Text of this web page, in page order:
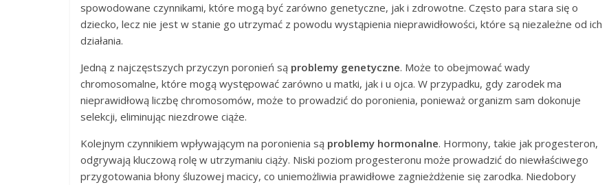
spowodowane czynnikami, które mogą być zarówno genetyczne, jak i zdrowotne. Często para stara się o
dziecko, lecz nie jest w stanie go utrzymać z powodu wystąpienia nieprawidłowości, które są niezależne od ich
działania.
Jedną z najczęstszych przyczyn poronień są problemy genetyczne. Może to obejmować wady
chromosomalne, które mogą występować zarówno u matki, jak i u ojca. W przypadku, gdy zarodek ma
nieprawidłową liczbę chromosomów, może to prowadzić do poronienia, ponieważ organizm sam dokonuje
selekcji, eliminując niezdrowe ciąże.
Kolejnym czynnikiem wpływającym na poronienia są problemy hormonalne. Hormony, takie jak progesteron,
odgrywają kluczową rolę w utrzymaniu ciąży. Niski poziom progesteronu może prowadzić do niewłaściwego
przygotowania błony śluzowej macicy, co uniemożliwia prawidłowe zagnieżdżenie się zarodka. Niedobory